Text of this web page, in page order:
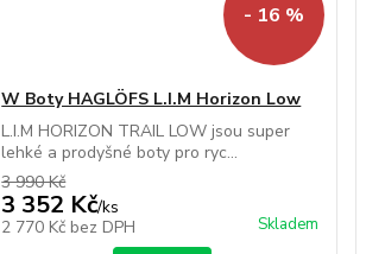
- 16 %
W Boty HAGLÖFS L.I.M Horizon Low
L.I.M HORIZON TRAIL LOW jsou super
lehké a prodyšné boty pro ryc...
3 990 Kč
3 352 Kč/ks
2 770 Kč bez DPH Skladem